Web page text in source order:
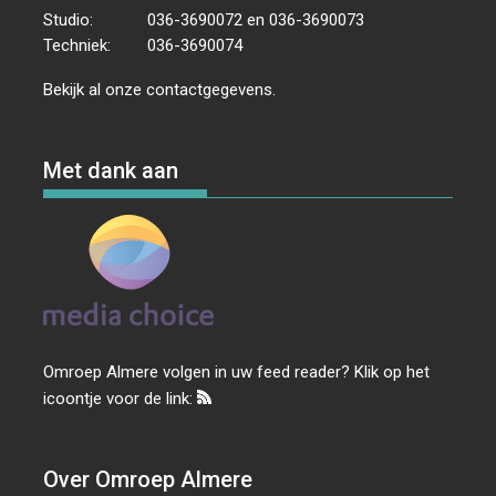
Studio:
036-3690072 en 036-3690073
Techniek:
036-3690074
Bekijk al onzecontactgegevens
Met dank aan
Omroep Almere volgen in uw feed reader? Klik op het
icoontje voor de link:
Over Omroep Almere